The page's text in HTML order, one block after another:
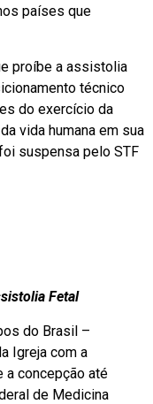
países que
proíbe a assistolia
técnico
do exercício da
vida humana em sua
suspensa pelo STF
Fetal
do Brasil –
Igreja com a
a concepção até
de Medicina